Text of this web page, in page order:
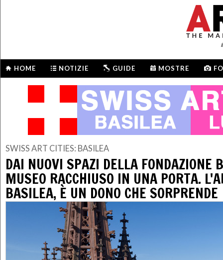
HOME NOTIZIE GUIDE MOSTRE
SWISS ART CITIES: BASILEA
DAI NUOVI SPAZI DELLA FONDAZIONE
MUSEO RACCHIUSO IN UNA PORTA.
BASILEA, È UN DONO CHE SORPRENDE